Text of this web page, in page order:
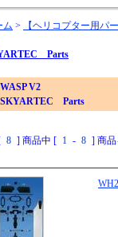
ム >
【ヘリコプター用パ
Parts
WASP V2
SKYARTEC Parts
8 ] 商品中 [ 1 - 8 ] 商